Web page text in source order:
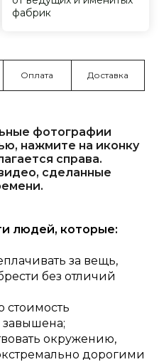
Оплата Доставка
фотографии
нажмите на иконку
справа.
сделанные
людей, которые:
за вещь,
без отличий
стоимость
завышена;
окружению,
дорогими